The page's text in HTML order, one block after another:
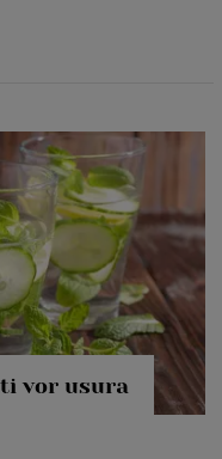
vor usura